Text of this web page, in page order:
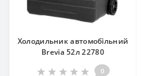
Холодильник автомобільний
Brevia 52л 22780
0